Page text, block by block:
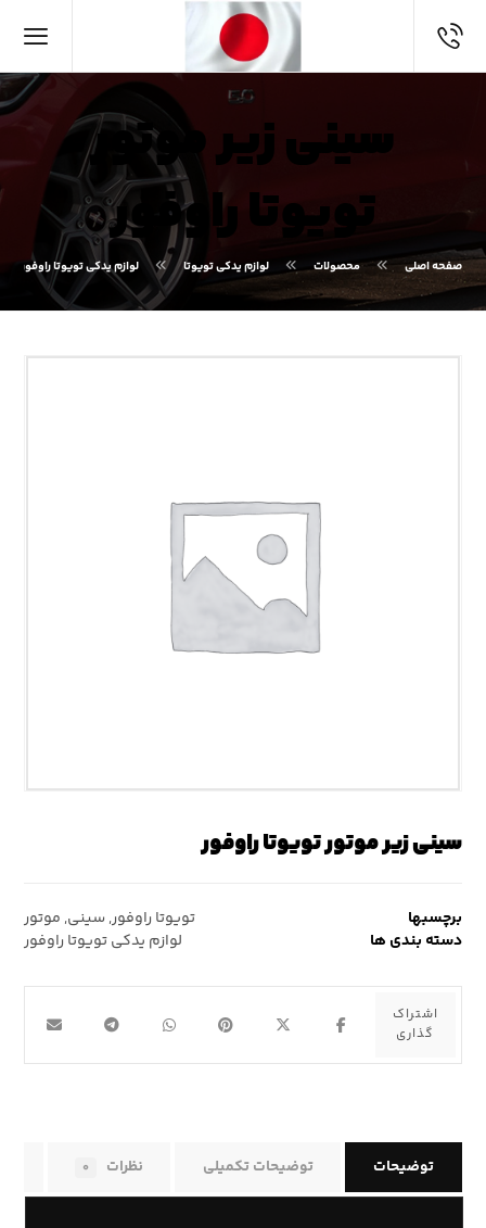
سینی زیر موتور
تویوتا راوفور
صفحه اصلی محصولات لوازم یدکی تویوتا لوازم یدکی تویوتا راوفور
سینی زیر موتور تویوتا راوفور
برچسبها تویوتا راوفور,سینی, موتور
دسته بندی ها
لوازم یدکی تویوتا راوفور
توضیحات توضیحات تکمیلی نظرات ۰